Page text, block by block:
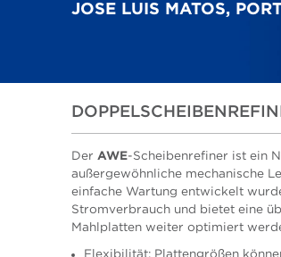
JOSE LUIS MATOS,
Der AWE-Scheibenrefiner ist ein
außergewöhnliche mechanische
einfache Wartung entwickelt
Stromverbrauch und bietet eine
Mahlplatten weiter optimiert